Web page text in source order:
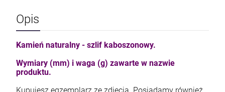
Opis
Kamień naturalny - szlif kaboszonowy.
Wymiary (mm) i waga (g) zawarte w nazwie
produktu.